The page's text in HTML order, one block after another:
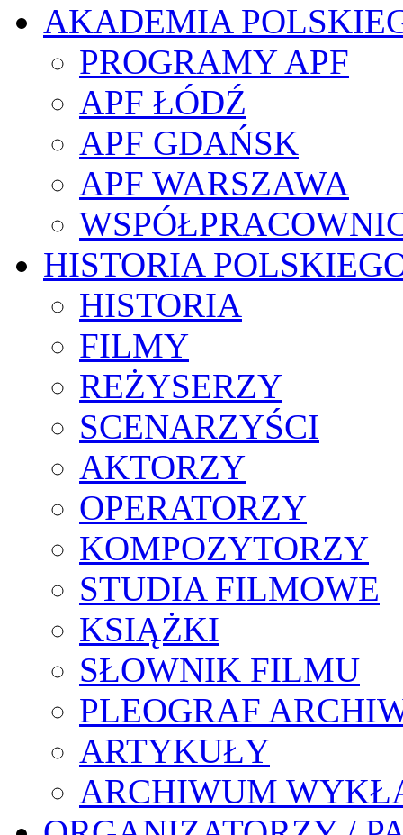
AKADEMIA
PROGRAMY APF
APF ŁÓDŹ
APF GDAŃSK
APF WARSZAWA
HISTORIA
HISTORIA
FILMY
REŻYSERZY
SCENARZYŚCI
AKTORZY
OPERATORZY
KOMPOZYTORZY
STUDIA FILMOWE
KSIĄŻKI
SŁOWNIK FILMU
PLEOGRAF
ARTYKUŁY
ARCHIWUM